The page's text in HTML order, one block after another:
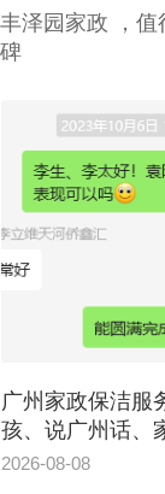
丰泽园家政 ，值
碑
家政保洁服务
说广州话、家
08-08